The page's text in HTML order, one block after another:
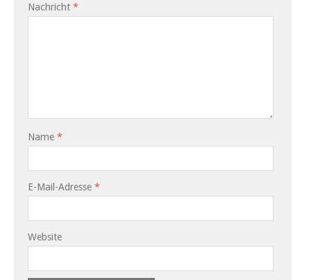
Nachricht *
Name *
E-Mail-Adresse *
Website